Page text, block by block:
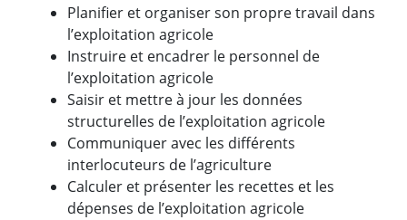
Planifier et organiser son propre travail dans
l’exploitation agricole
Instruire et encadrer le personnel de
l’exploitation agricole
Saisir et mettre à jour les données
structurelles de l’exploitation agricole
Communiquer avec les différents
interlocuteurs de l’agriculture
Calculer et présenter les recettes et les
dépenses de l’exploitation agricole